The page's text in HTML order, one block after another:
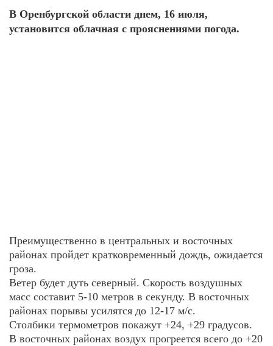
В Оренбургской области днем, 16 июля,
установится облачная с прояснениями погода.
Преимущественно в центральных и восточных
районах пройдет кратковременный дождь, ожидается
гроза.
Ветер будет дуть северный. Скорость воздушных
масс составит 5-10 метров в секунду. В восточных
районах порывы усилятся до 12-17 м/с.
Столбики термометров покажут +24, +29 градусов.
В восточных районах воздух прогреется всего до +20